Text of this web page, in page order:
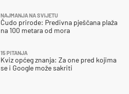
NAJMANJA NA SVIJETU
Čudo prirode: Predivna pješčana plaža
na 100 metara od mora
15 PITANJA
Kviz općeg znanja: Za one pred kojima
se i Google može sakriti